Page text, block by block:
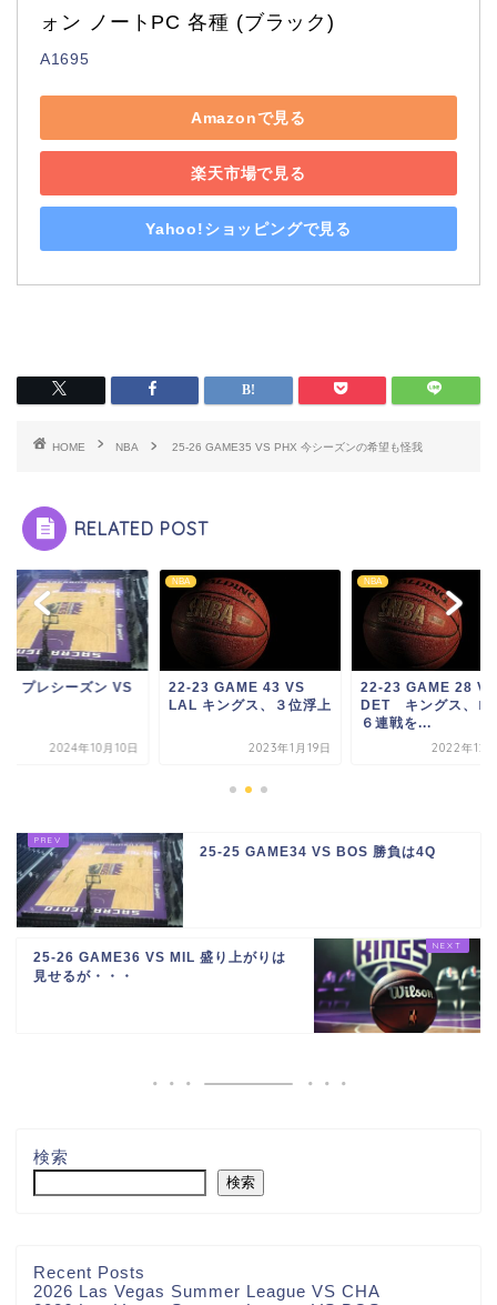
ォン ノートPC 各種 (ブラック)
A1695
Amazonで見る
楽天市場で見る
Yahoo!ショッピングで見る
HOME NBA 25-26 GAME35 VS PHX 今シーズンの希望も怪我
RELATED POST
プレシーズン VS
2024年10月10日
NBA
22-23 GAME 43 VS
LAL キングス、３位浮上
2023年1月19日
NBA
22-23 GAME 28 VS
DET キングス、ロ
６連戦を...
2022年12
25-25 GAME34 VS BOS 勝負は4Q
25-26 GAME36 VS MIL 盛り上がりは
見せるが・・・
検索
検索
Recent Posts
2026 Las Vegas Summer League VS CHA